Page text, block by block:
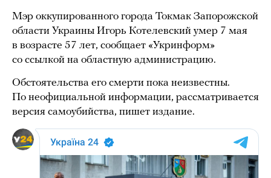
Мэр оккупированного города Токмак Запорожской
области Украины Игорь Котелевский умер 7 мая
в возрасте 57 лет, сообщает «Укринформ»
со ссылкой на областную администрацию.
Обстоятельства его смерти пока неизвестны.
По неофициальной информации, рассматривается
версия самоубийства, пишет издание.